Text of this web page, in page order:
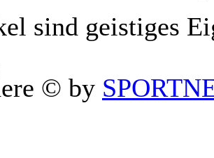
sind geistiges
© by